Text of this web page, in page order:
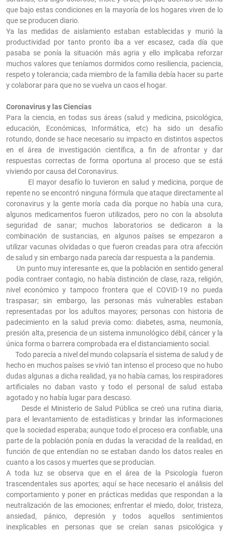
que bajo estas condiciones en la mayoría de los hogares viven de lo
que se producen diario.
Ya las medidas de aislamiento estaban establecidas y murió la
productividad por tanto pronto iba a ver escasez, cada día que
pasaba se ponía la situación más agria y ello implicaba reforzar
muchos valores que teníamos dormidos como resiliencia, paciencia,
respeto y tolerancia; cada miembro de la familia debía hacer su parte
y colaborar para que no se vuelva un caos el hogar.
Coronavirus y las Ciencias
Para la ciencia, en todas sus áreas (salud y medicina, psicológica,
educación, Económicas, Informática, etc) ha sido un desafío
rotundo, donde se hace necesario su impacto en distintos aspectos
en el área de investigación científica, a fin de afrontar y dar
respuestas correctas de forma oportuna al proceso que se está
viviendo por causa del Coronavirus.
El mayor desafío lo tuvieron en salud y medicina, porque de
repente no se encontró ninguna fórmula que ataque directamente al
coronavirus y la gente moría cada día porque no había una cura,
algunos medicamentos fueron utilizados, pero no con la absoluta
seguridad de sanar; muchos laboratorios se dedicaron a la
combinación de sustancias, en algunos países se empezaron a
utilizar vacunas olvidadas o que fueron creadas para otra afección
de salud y sin embargo nada parecía dar respuesta a la pandemia.
Un punto muy interesante es, que la población en sentido general
podía contraer contagio, no había distinción de clase, raza, religión,
nivel económico y tampoco frontera que el COVID-19 no pueda
traspasar; sin embargo, las personas más vulnerables estaban
representadas por los adultos mayores; personas con historia de
padecimiento en la salud previa como: diabetes, asma, neumonía,
presión alta, presencia de un sistema inmunológico débil, cáncer y la
única forma o barrera comprobada era el distanciamiento social.
Todo parecía a nivel del mundo colapsaría el sistema de salud y de
hecho en muchos países se vivió tan intenso el proceso que no hubo
dudas algunas a dicha realidad, ya no había camas, los respiradores
artificiales no daban vasto y todo el personal de salud estaba
agotado y no había lugar para descaso.
Desde el Ministerio de Salud Pública se creó una rutina diaria,
para el levantamiento de estadísticas y brindar las informaciones
que la sociedad esperaba; aunque todo el proceso era confiable, una
parte de la población ponía en dudas la veracidad de la realidad, en
función de que entendían no se estaban dando los datos reales en
cuanto a los casos y muertes que se producían.
A toda luz se observa que en el área de la Psicología fueron
trascendentales sus aportes; aquí se hace necesario el análisis del
comportamiento y poner en prácticas medidas que respondan a la
neutralización de las emociones; enfrentar el miedo, dolor, tristeza,
ansiedad, pánico, depresión y todos aquellos sentimientos
inexplicables en personas que se creían sanas psicológica y